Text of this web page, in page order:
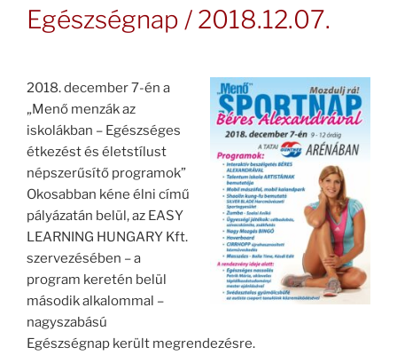
Egészségnap / 2018.12.07.
2018. december 7-én a
„Menő menzák az
iskolákban – Egészséges
étkezést és életstílust
népszerűsítő programok”
Okosabban kéne élni című
pályázatán belül, az EASY
LEARNING HUNGARY Kft.
szervezésében – a
program keretén belül
második alkalommal –
nagyszabású
Egészségnap került megrendezésre.